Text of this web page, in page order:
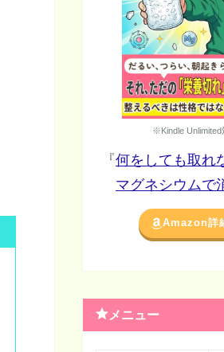
※Kindle Unlimited
『何をしても取れ
マグネシウムで
Amazon詳
メニュー